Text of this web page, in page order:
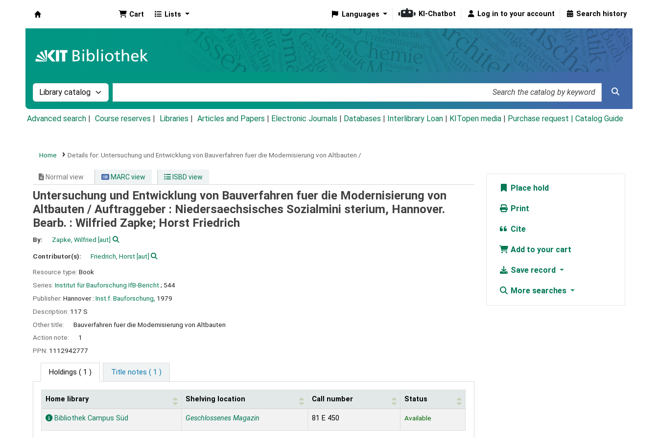
Cart Lists Languages KI-Chatbot Log in to your account Search history
Search the catalog by:
Advanced search Course reserves Libraries Articles and Papers Electronic Journals Databases Interlibrary Loan KITopen media Purchase request | Catalog Guide
Home Details for: Untersuchung und Entwicklung von Bauverfahren fuer die Modernisierung von Altbauten /
Normal view MARC view ISBD view
Untersuchung und Entwicklung von Bauverfahren fuer die Modernisierung von
Altbauten / Auftraggeber : Niedersaechsisches Sozialmini sterium, Hannover.
Bearb. : Wilfried Zapke; Horst Friedrich
By: Zapke, Wilfried [aut]
Contributor(s): Friedrich, Horst[aut]
Resource type: Book
Series: Institut für Bauforschung IfB-Bericht; 544
Publisher: Hannover : Inst.f. Bauforschung, 1979
Description: 117 S
Other title:
Bauverfahren fuer die Modernisierung von Altbauten
Action note:
1
PPN: 1112942777
Holdings ( 1 ) Title notes ( 1 )
Holdings
Home library Shelving location Call number Status
Bibliothek Campus Süd Geschlossenes Magazin 81 E 450 Available
Place hold
Print
Cite
Add to your cart
Save record
More searches